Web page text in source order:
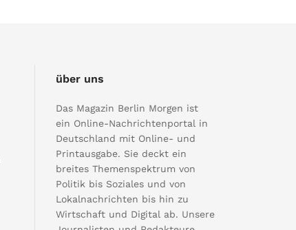
über uns
Das Magazin Berlin Morgen ist
ein Online-Nachrichtenportal in
Deutschland mit Online- und
Printausgabe. Sie deckt ein
breites Themenspektrum von
Politik bis Soziales und von
Lokalnachrichten bis hin zu
Wirtschaft und Digital ab. Unsere